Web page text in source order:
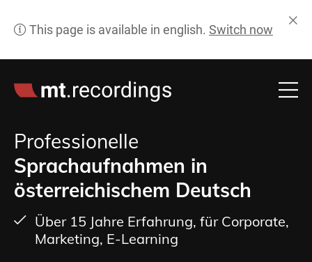
Professionelle
Sprachaufnahmen in
österreichischem Deutsch
Über 15 Jahre Erfahrung, für Corporate,
Marketing, E-Learning